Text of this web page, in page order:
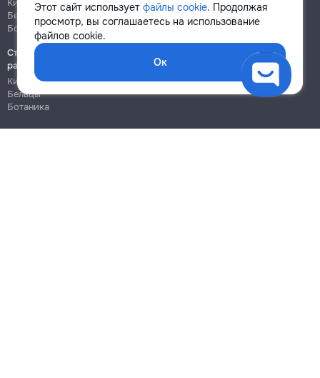
Этот сайт использует файлы cookie. Продолжая
просмотр, вы соглашаетесь на использование
файлов cookie.
Ок
Кишинёв
Бельцы
Ботаника
Кишинёв
Ботаника
Строительно-монтажные
работы
Кишинёв
Бельцы
Ботаника